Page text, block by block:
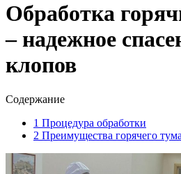
Обработка
– надежное
клопов
Содержание
1 Процедура обработки
2 Преимущества горячего